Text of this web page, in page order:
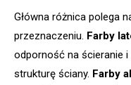
Główna różnica polega
przeznaczeniu. Farby
odporność na ścieranie
strukturę ściany. Farby